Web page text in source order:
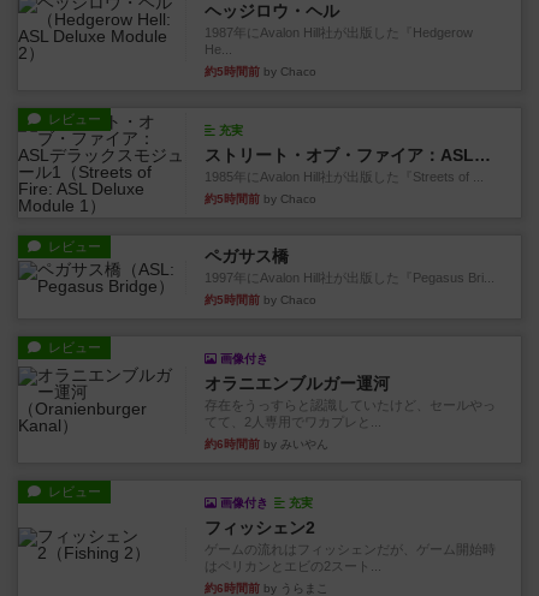
ヘッジロウ・ヘル
1987年にAvalon Hill社が出版した『Hedgerow
He...
約5時間前 by Chaco
レビュー
充実
ストリート・オブ・ファイア：ASLデラックスモジュール1
1985年にAvalon Hill社が出版した『Streets of ...
約5時間前 by Chaco
レビュー ペガサス橋
1997年にAvalon Hill社が出版した『Pegasus Bri...
約5時間前 by Chaco
レビュー
画像付き
オラニエンブルガー運河
存在をうっすらと認識していたけど、セールやっ
てて、2人専用でワカプレと...
約6時間前 by みいやん
レビュー
画像付き 充実
フィッシェン2
ゲームの流れはフィッシェンだが、ゲーム開始時
はペリカンとエビの2スート...
約6時間前 by うらまこ